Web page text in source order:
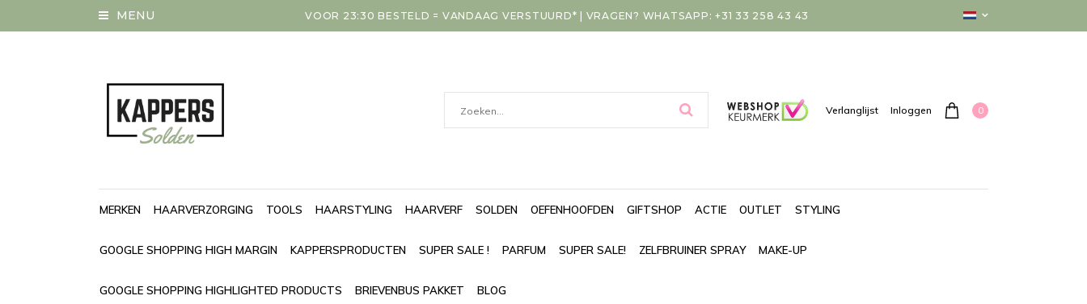
MENU VOOR 23:30 BESTELD = VANDAAG VERSTUURD* | VRAGEN? WHATSAPP: +31 33 258 43 43
Verlanglijst Inloggen 0
MERKEN HAARVERZORGING TOOLS HAARSTYLING HAARVERF SOLDEN OEFENHOOFDEN GIFTSHOP ACTIE OUTLET STYLING
GOOGLE SHOPPING HIGH MARGIN KAPPERSPRODUCTEN SUPER SALE ! PARFUM SUPER SALE! ZELFBRUINER SPRAY MAKE-UP
GOOGLE SHOPPING HIGHLIGHTED PRODUCTS BRIEVENBUS PAKKET BLOG